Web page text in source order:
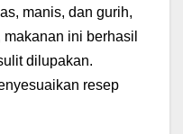
manis, dan gurih,
ini berhasil
dilupakan.
resep